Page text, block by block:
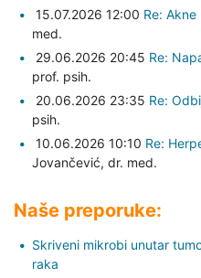
15.07.2026 12:00 Re:
med.
29.06.2026 20:45 Re:
prof. psih.
20.06.2026 23:35 Re:
psih.
10.06.2026 10:10 Re:
Jovančević, dr. med.
Naše preporuke:
Skriveni mikrobi unutar
raka